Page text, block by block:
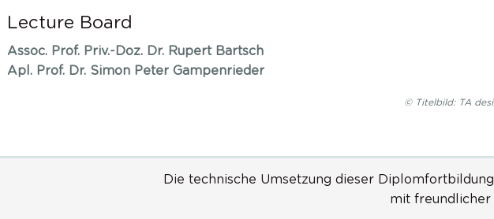
Lecture Board
Assoc. Prof. Priv.-Doz. Dr. Rupert Bartsch
Apl. Prof. Dr. Simon Peter Gampenrieder
© Titelbild: TA
Die technische Umsetzung dieser
mit freundlicher